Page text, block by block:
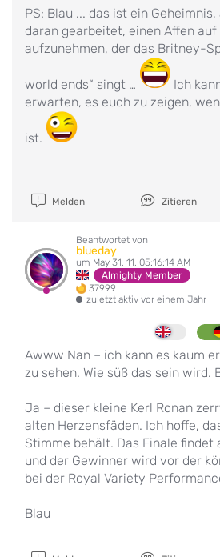
PS: Blau ... das ist ein
daran gearbeitet, einen Affen auf
aufzunehmen, der das Britney-
world ends“ singt …
Ich
erwarten, es euch zu zeigen,
ist.
Melden Zitieren
Beantwortet von
blueday
um May 31, 11, 05:16:14 AM
Almighty Member
37999
zuletzt aktiv vor einem Jahr
Awww Nan – ich kann es kaum
zu sehen. Wie süß das sein wird.
Ja – dieser kleine Kerl Ronan
alten Herzensfäden. Ich hoffe,
Stimme behält. Das Finale
und der Gewinner wird vor der
bei der Royal Variety
Blau